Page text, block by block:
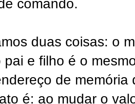
comando.
duas coisas: o
pai e filho é o
de memória
é: ao mudar o